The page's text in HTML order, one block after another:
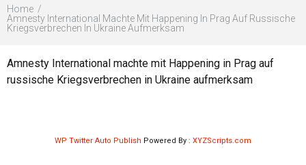
Home
Amnesty International Machte Mit Happening In Prag Auf Russische
Kriegsverbrechen In Ukraine Aufmerksam
Amnesty International machte mit Happening in Prag auf
russische Kriegsverbrechen in Ukraine aufmerksam
WP Twitter Auto Publish Powered By : XYZScripts.com